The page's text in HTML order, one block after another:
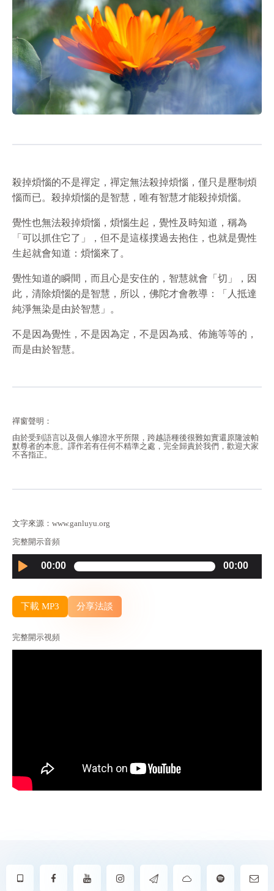
殺掉煩惱的不是禪定，禪定無法殺掉煩惱，僅只是壓制煩
惱而已。殺掉煩惱的是智慧，唯有智慧才能殺掉煩惱。
覺性也無法殺掉煩惱，煩惱生起，覺性及時知道，稱為
「可以抓住它了」，但不是這樣撲過去抱住，也就是覺性
生起就會知道：煩惱來了。
覺性知道的瞬間，而且心是安住的，智慧就會「切」，因
此，清除煩惱的是智慧，所以，佛陀才會教導：「人抵達
純淨無染是由於智慧」。
不是因為覺性，不是因為定，不是因為戒、佈施等等的，
而是由於智慧。
禪窗聲明：
由於受到語言以及個人修證水平所限，跨越語種後很難如實還原隆波帕
默尊者的本意。譯作若有任何不精準之處，完全歸責於我們，歡迎大家
不吝指正。
文字來源：www.ganluyu.org
完整開示音頻
Audio
Player
00:00 00:00
下載 MP3 分享法談
完整開示視頻